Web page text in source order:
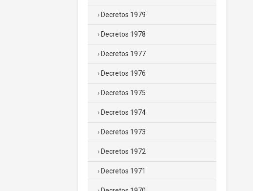
Decretos 1979
Decretos 1978
Decretos 1977
Decretos 1976
Decretos 1975
Decretos 1974
Decretos 1973
Decretos 1972
Decretos 1971